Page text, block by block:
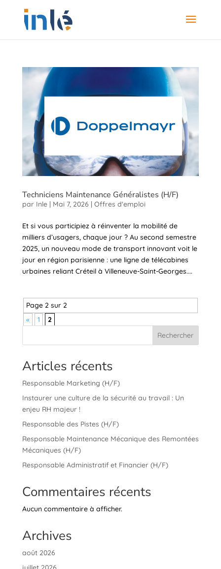
Techniciens Maintenance Généralistes (H/F)
par Inle| Mai 7, 2026 Offres d'emploi
Et si vous participiez à réinventer la mobilité de
milliers d’usagers, chaque jour ? Au second semestre
2025, un nouveau mode de transport innovant voit le
jour en région parisienne : une ligne de télécabines
urbaines reliant Créteil à Villeneuve-Saint-Georges....
Page 2 sur 2
«
1
2
Rechercher
Articles récents
Responsable Marketing (H/F)
Instaurer une culture de la sécurité au travail : Un
enjeu RH majeur !
Responsable des Pistes (H/F)
Responsable Maintenance Mécanique des Remontées
Mécaniques (H/F)
Responsable Administratif et Financier (H/F)
Commentaires récents
Aucun commentaire à afficher.
Archives
août 2026